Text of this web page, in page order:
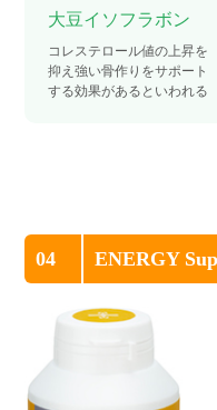
大豆イソフラボン
コレステロール値の上昇を
抑え強い骨作りをサポート
する効果があるといわれる
04 ENERGY